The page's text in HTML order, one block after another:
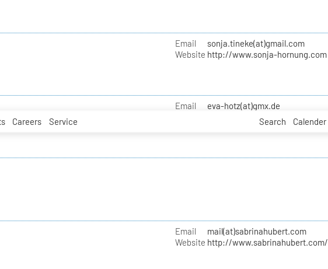
Careers Service Search Calender
Email
sonja.tineke(at)gmail.com
Website http://www.sonja-hornung.com
Email eva-hotz(at)gmx.de
Email
mail(at)sabrinahubert.com
Website http://www.sabrinahubert.com/